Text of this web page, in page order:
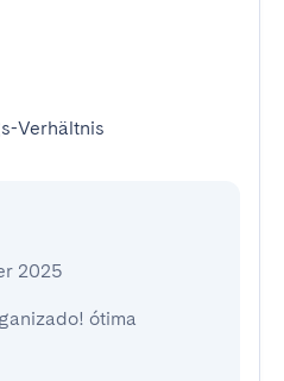
Verhältnis
2025
ótima